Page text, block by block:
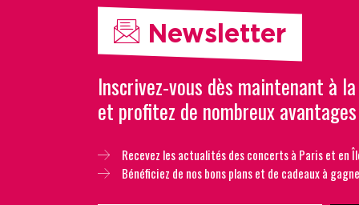
Newsletter
Inscrivez-vous dès maintenant à
et profitez de nombreux avantages
Recevez les actualités des concerts à Paris et en
Bénéficiez de nos bons plans et de cadeaux à